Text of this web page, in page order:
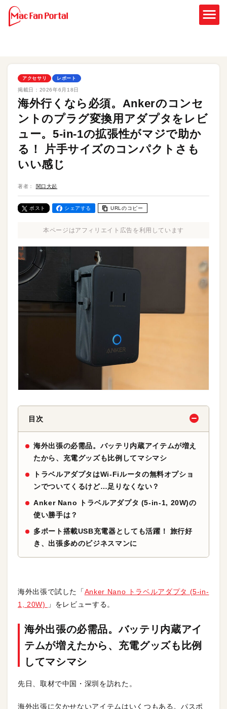
アクセサリ レポート
掲載日： 2026年6月18日
海外行くなら必須。Ankerのコンセ
ントのプラグ変換用アダプタをレビ
ュー。5-in-1の拡張性がマジで助か
る！ 片手サイズのコンパクトさも
いい感じ
著者： 関口大起
ポスト シェアする URLのコピー
本ページはアフィリエイト広告を利用しています
目次
海外出張の必需品。バッテリ内蔵アイテムが増え
たから、充電グッズも比例してマシマシ
トラベルアダプタはWi-Fiルータの無料オプショ
ンでついてくるけど…足りなくない？
Anker Nano トラベルアダプタ (5-in-1, 20W)の
使い勝手は？
多ポート搭載USB充電器としても活躍！ 旅行好
き、出張多めのビジネスマンに
海外出張で試した「Anker Nano トラベルアダプタ (5-in-
1, 20W)
」をレビューする。
海外出張の必需品。バッテリ内蔵アイ
テムが増えたから、充電グッズも比例
してマシマシ
先日、取材で中国・深圳を訪れた。
海外出張に欠かせないアイテムはいくつもある。パスポ